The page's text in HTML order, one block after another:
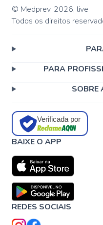
© Medprev, 2026, live
Todos os direitos
PARA
SOBRE
Verificada por
BAIXE O APP
REDES SOCIAIS